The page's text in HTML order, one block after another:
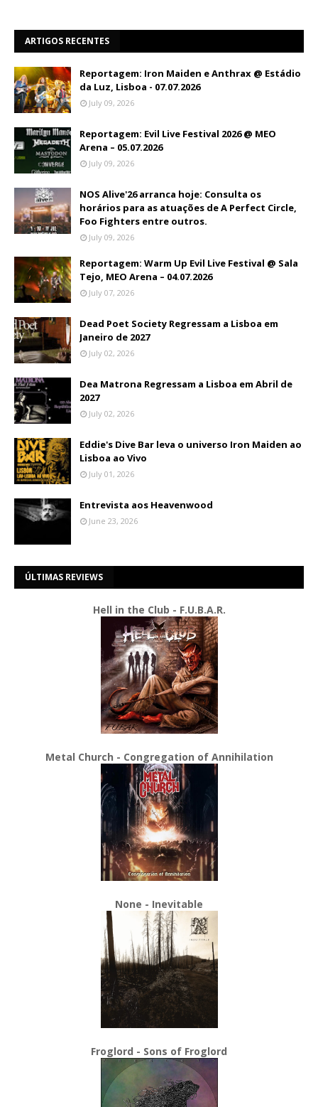
ARTIGOS RECENTES
Reportagem: Iron Maiden e Anthrax @ Estádio
da Luz, Lisboa - 07.07.2026
July 09, 2026
Reportagem: Evil Live Festival 2026 @ MEO
Arena – 05.07.2026
July 09, 2026
NOS Alive'26 arranca hoje: Consulta os
horários para as atuações de A Perfect Circle,
Foo Fighters entre outros.
July 09, 2026
Reportagem: Warm Up Evil Live Festival @ Sala
Tejo, MEO Arena – 04.07.2026
July 07, 2026
Dead Poet Society Regressam a Lisboa em
Janeiro de 2027
July 02, 2026
Dea Matrona Regressam a Lisboa em Abril de
2027
July 02, 2026
Eddie's Dive Bar leva o universo Iron Maiden ao
Lisboa ao Vivo
July 01, 2026
Entrevista aos Heavenwood
June 23, 2026
ÚLTIMAS REVIEWS
Hell in the Club - F.U.B.A.R.
Metal Church - Congregation of Annihilation
None - Inevitable
Froglord - Sons of Froglord